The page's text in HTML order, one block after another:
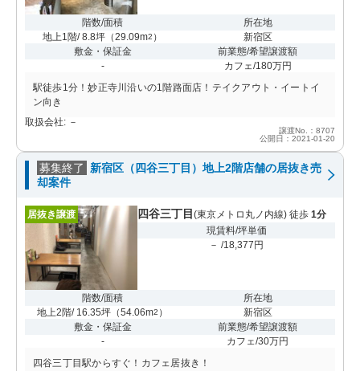
階数/面積
地上1階/ 8.8坪 （29.09m2 ）
所在地
新宿区
敷金・保証金
-
前業態/希望譲渡額
カフェ/180万円
駅徒歩1分！妙正寺川沿いの1階路面店！テイクアウト・イートイ
ン向き
取扱会社: －
譲渡No.：8707
公開日：2021-01-20
募集終了
新宿区（四谷三丁目）地上2階店舗の居抜き売
却案件
居抜き譲渡 四谷三丁目 (東京メトロ丸ノ内線) 徒歩 1分
現賃料/坪単価
－ /18,377円
階数/面積
地上2階/ 16.35坪 （54.06m2 ）
所在地
新宿区
敷金・保証金
-
前業態/希望譲渡額
カフェ/30万円
四谷三丁目駅からすぐ！カフェ居抜き！